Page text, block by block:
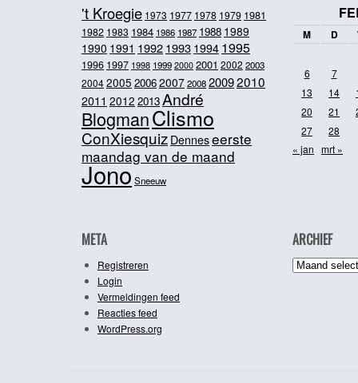
't Kroegie 1973 1977 1978 1979 1981
1982 1983 1984 1986 1987 1988 1989
1990 1991 19921993 1994 1995
1996 1997 1998 1999 2000 2001 2002 2003
20042005 20062007200820092010
2011 2012 2013André
BlogmanClismo
ConXiesquiz Denneseerste
maandag van de maand
JonoSneeuw
M D
6
7
13
14
20
21
27
28
« jan mrt »
META
Registreren
Login
Vermeldingen feed
Reacties feed
WordPress.org
ARCHIEF
Archief